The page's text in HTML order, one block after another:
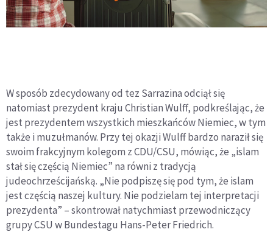
W sposób zdecydowany od tez Sarrazina odciął się
natomiast prezydent kraju Christian Wulff, podkreślając, że
jest prezydentem wszystkich mieszkańców Niemiec, w tym
także i muzułmanów. Przy tej okazji Wulff bardzo naraził się
swoim frakcyjnym kolegom z CDU/CSU, mówiąc, że „islam
stał się częścią Niemiec” na równi z tradycją
judeochrześcijańską. „Nie podpiszę się pod tym, że islam
jest częścią naszej kultury. Nie podzielam tej interpretacji
prezydenta” – skontrował natychmiast przewodniczący
grupy CSU w Bundestagu Hans-Peter Friedrich.